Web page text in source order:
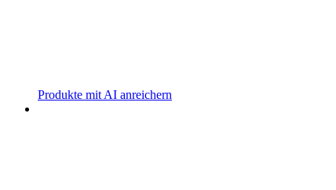
Produkte mit AI anreichern